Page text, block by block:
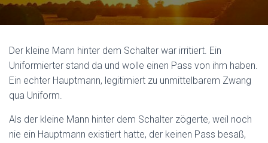
H
L
N
Der kleine Mann hinter dem Schalter war irritiert. Ein
Uniformierter stand da und wolle einen Pass von ihm haben.
Ein echter Hauptmann, legitimiert zu unmittelbarem Zwang
qua Uniform.
Als der kleine Mann hinter dem Schalter zögerte, weil noch
nie ein Hauptmann existiert hatte, der keinen Pass besaß,